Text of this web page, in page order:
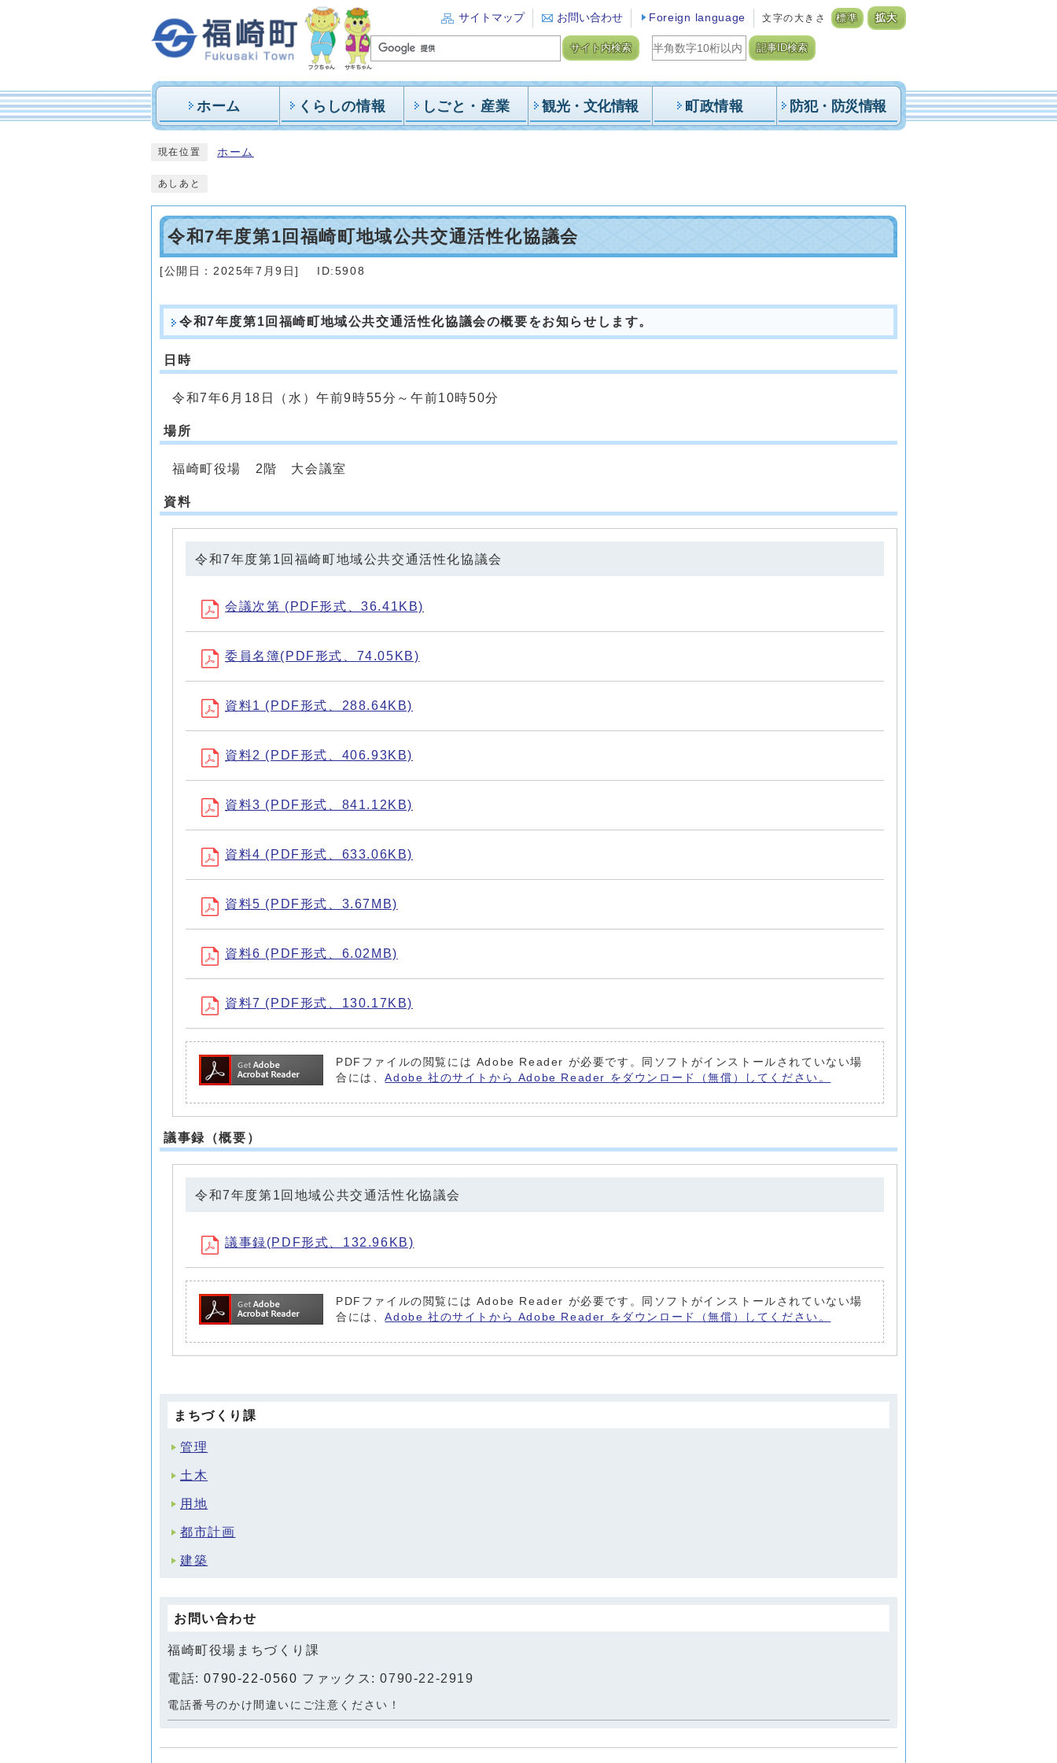
サイトマップ お問い合わせ Foreign language 文字の大きさ 標準 拡大
サイト内検索 記事ID検索
ホーム くらしの情報 しごと・産業 観光・文化情報 町政情報 防犯・防災情報
現在位置 ホーム
あしあと
令和7年度第1回福崎町地域公共交通活性化協議会
[公開日： 2025年7月9日] ID:5908
令和7年度第1回福崎町地域公共交通活性化協議会の概要をお知らせします。
日時
令和7年6月18日（水）午前9時55分～午前10時50分
場所
福崎町役場 2階 大会議室
資料
令和7年度第1回福崎町地域公共交通活性化協議会
会議次第 (PDF形式、36.41KB)
委員名簿(PDF形式、74.05KB)
資料1 (PDF形式、288.64KB)
資料2 (PDF形式、406.93KB)
資料3 (PDF形式、841.12KB)
資料4 (PDF形式、633.06KB)
資料5 (PDF形式、3.67MB)
資料6 (PDF形式、6.02MB)
資料7 (PDF形式、130.17KB)
PDFファイルの閲覧には Adobe Reader が必要です。同ソフトがインストールされていない場
合には、Adobe 社のサイトから Adobe Reader をダウンロード（無償）してください。
議事録（概要）
令和7年度第1回地域公共交通活性化協議会
議事録(PDF形式、132.96KB)
PDFファイルの閲覧には Adobe Reader が必要です。同ソフトがインストールされていない場
合には、Adobe 社のサイトから Adobe Reader をダウンロード（無償）してください。
まちづくり課
管理
土木
用地
都市計画
建築
お問い合わせ
福崎町役場まちづくり課
電話:0790-22-0560 ファックス: 0790-22-2919
電話番号のかけ間違いにご注意ください！